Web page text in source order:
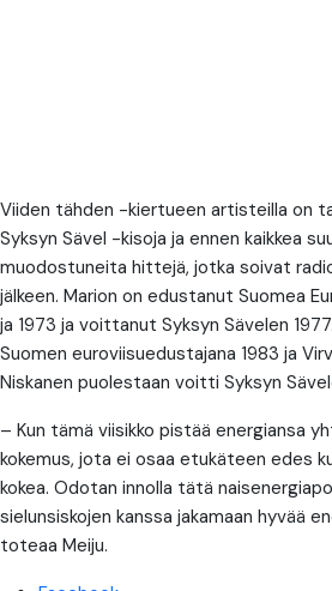
Viiden tähden -kiertueen artisteilla on
Syksyn Sävel -kisoja ja ennen kaikkea
muodostuneita hittejä, jotka soivat
jälkeen. Marion on edustanut Suomea
ja 1973 ja voittanut Syksyn Sävelen
Suomen euroviisuedustajana 1983 ja
Niskanen puolestaan voitti Syksyn
– Kun tämä viisikko pistää energiansa
kokemus, jota ei osaa etukäteen edes
kokea. Odotan innolla tätä
sielunsiskojen kanssa jakamaan hyvää
toteaa Meiju.